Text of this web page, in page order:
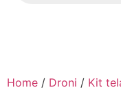
Home / Droni / Kit